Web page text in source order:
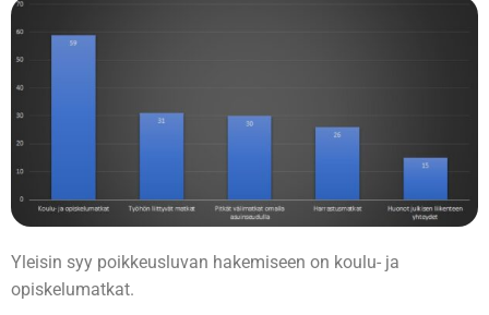
Yleisin syy poikkeusluvan hakemiseen on koulu- ja
opiskelumatkat.